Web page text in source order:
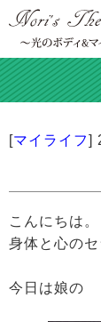
[マイライフ]
こんにちは。
身体と心の
今日は娘の